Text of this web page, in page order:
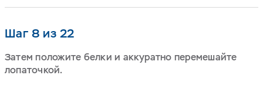
Шаг 8 из 22
Затем положите белки и аккуратно перемешайте
лопаточкой.